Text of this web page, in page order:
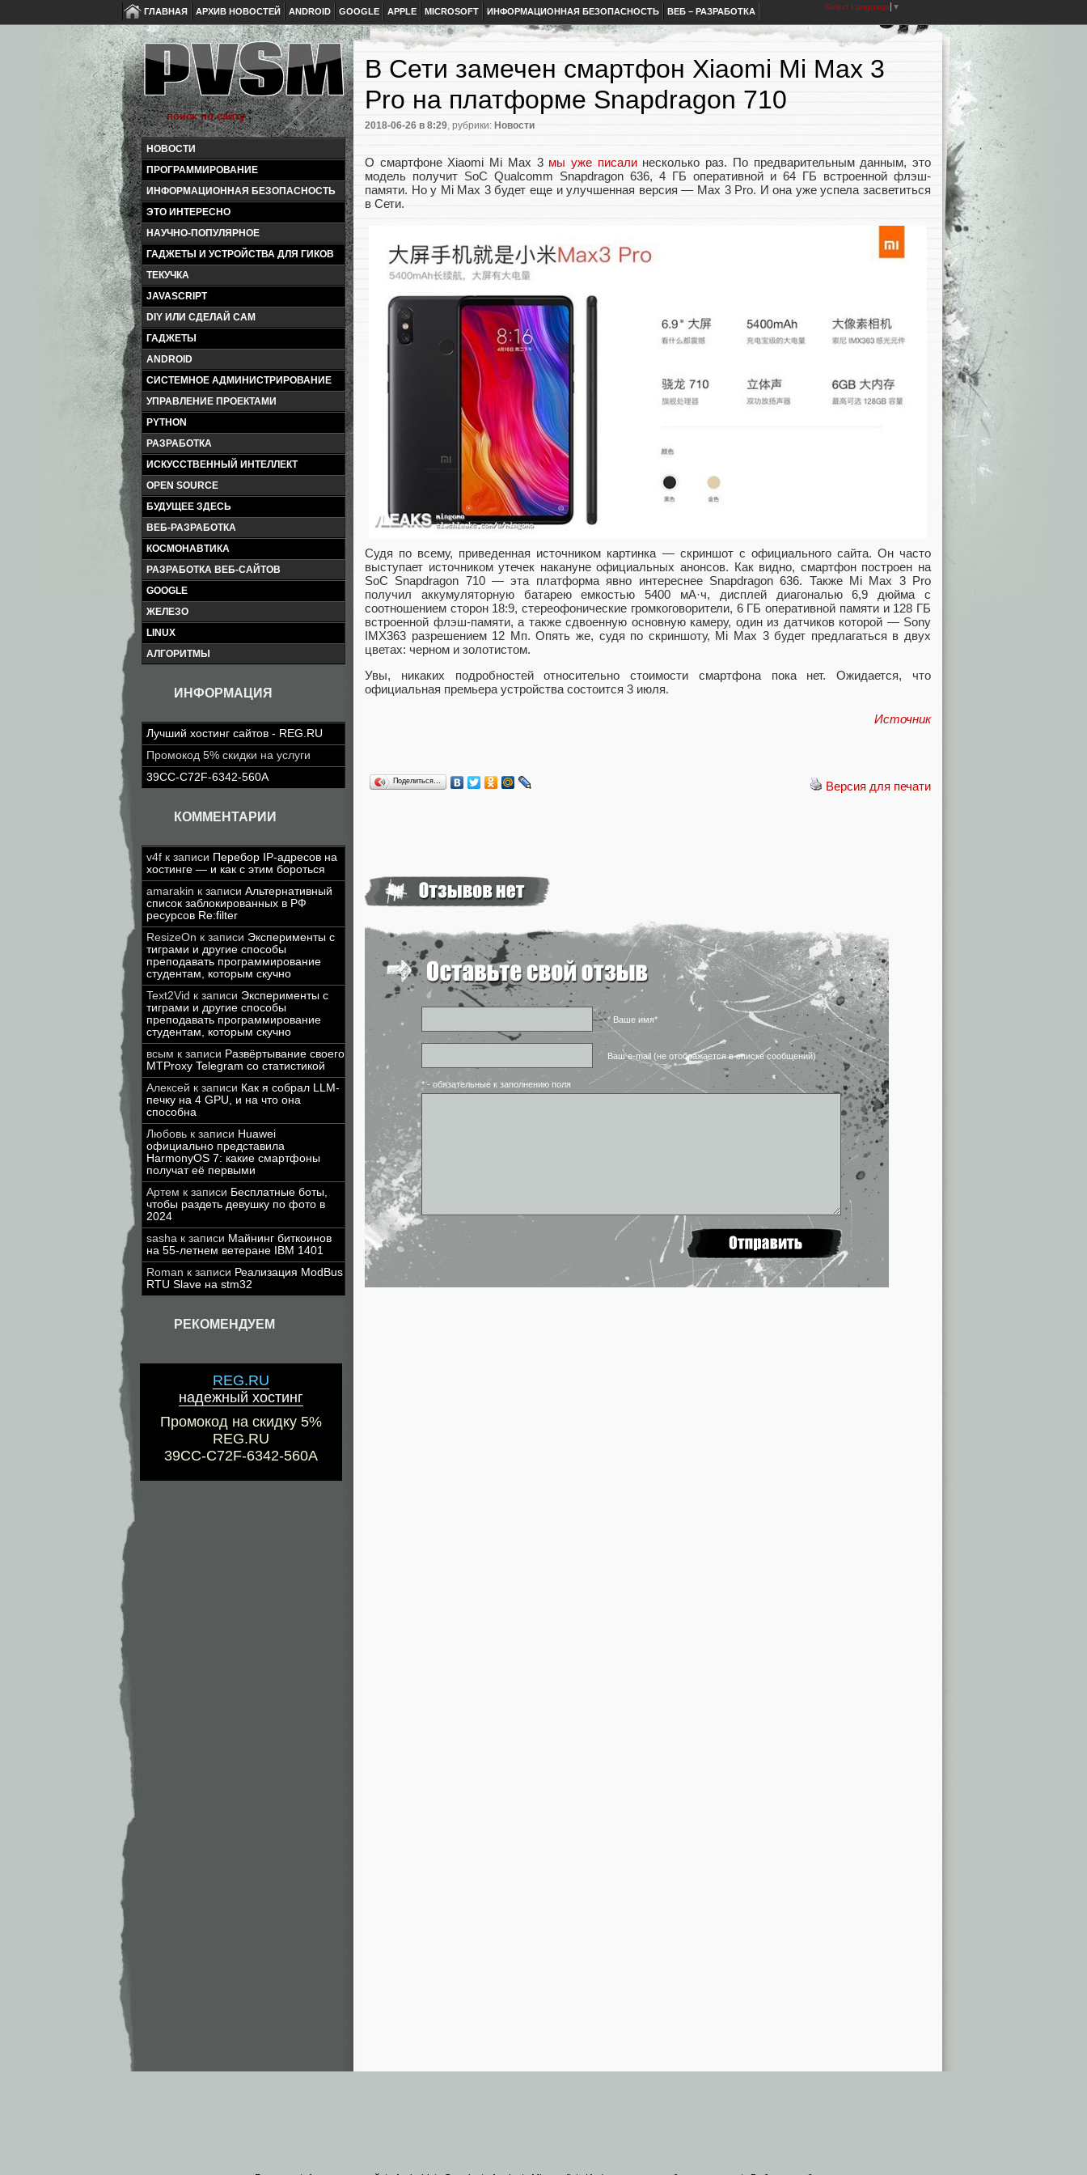
ГЛАВНАЯ АРХИВ НОВОСТЕЙ ANDROID GOOGLE APPLE MICROSOFT ИНФОРМАЦИОННАЯ БЕЗОПАСНОСТЬ ВЕБ – РАЗРАБОТКА Select Language ▼
НОВОСТИ
ПРОГРАММИРОВАНИЕ
ИНФОРМАЦИОННАЯ БЕЗОПАСНОСТЬ
ЭТО ИНТЕРЕСНО
НАУЧНО-ПОПУЛЯРНОЕ
ГАДЖЕТЫ И УСТРОЙСТВА ДЛЯ ГИКОВ
ТЕКУЧКА
JAVASCRIPT
DIY ИЛИ СДЕЛАЙ САМ
ГАДЖЕТЫ
ANDROID
СИСТЕМНОЕ АДМИНИСТРИРОВАНИЕ
УПРАВЛЕНИЕ ПРОЕКТАМИ
PYTHON
РАЗРАБОТКА
ИСКУССТВЕННЫЙ ИНТЕЛЛЕКТ
OPEN SOURCE
БУДУЩЕЕ ЗДЕСЬ
ВЕБ-РАЗРАБОТКА
КОСМОНАВТИКА
РАЗРАБОТКА ВЕБ-САЙТОВ
GOOGLE
ЖЕЛЕЗО
LINUX
АЛГОРИТМЫ
ИНФОРМАЦИЯ
Лучший хостинг сайтов - REG.RU
Промокод 5% скидки на услуги
39CC-C72F-6342-560A
КОММЕНТАРИИ
v4f к записи Перебор IP-адресов на
хостинге — и как с этим бороться
amarakin к записи Альтернативный
список заблокированных в РФ
ресурсов Re:filter
ResizeOn к записи Эксперименты с
тиграми и другие способы
преподавать программирование
студентам, которым скучно
Text2Vid к записи Эксперименты с
тиграми и другие способы
преподавать программирование
студентам, которым скучно
всым к записи Развёртывание своего
MTProxy Telegram со статистикой
Алексей к записи Как я собрал LLM-
печку на 4 GPU, и на что она
способна
Любовь к записи Huawei
официально представила
HarmonyOS 7: какие смартфоны
получат её первыми
Артем к записи Бесплатные боты,
чтобы раздеть девушку по фото в
2024
sasha к записи Майнинг биткоинов
на 55-летнем ветеране IBM 1401
Roman к записи Реализация ModBus
RTU Slave на stm32
РЕКОМЕНДУЕМ
REG.RU
надежный хостинг
Промокод на скидку 5%
REG.RU
39CC-C72F-6342-560A
В Сети замечен смартфон Xiaomi Mi Max 3
Pro на платформе Snapdragon 710
2018-06-26 в 8:29, рубрики: Новости
О смартфоне Xiaomi Mi Max 3 мы уже писалинесколько раз. По предварительным данным, это
модель получит SoC Qualcomm Snapdragon 636, 4 ГБ оперативной и 64 ГБ встроенной флэш-
памяти. Но у Mi Max 3 будет еще и улучшенная версия — Max 3 Pro. И она уже успела засветиться
в Сети.
Судя по всему, приведенная источником картинка — скриншот с официального сайта. Он часто
выступает источником утечек накануне официальных анонсов. Как видно, смартфон построен на
SoC Snapdragon 710 — эта платформа явно интереснее Snapdragon 636. Также Mi Max 3 Pro
получил аккумуляторную батарею емкостью 5400 мА·ч, дисплей диагональю 6,9 дюйма с
соотношением сторон 18:9, стереофонические громкоговорители, 6 ГБ оперативной памяти и 128 ГБ
встроенной флэш-памяти, а также сдвоенную основную камеру, один из датчиков которой — Sony
IMX363 разрешением 12 Мп. Опять же, судя по скриншоту, Mi Max 3 будет предлагаться в двух
цветах: черном и золотистом.
Увы, никаких подробностей относительно стоимости смартфона пока нет. Ожидается, что
официальная премьера устройства состоится 3 июля.
Источник
Версия для печати
Поделиться…
* Ваше имя*
Ваш e-mail (не отображается в списке сообщений)
* - обязательные к заполнению поля